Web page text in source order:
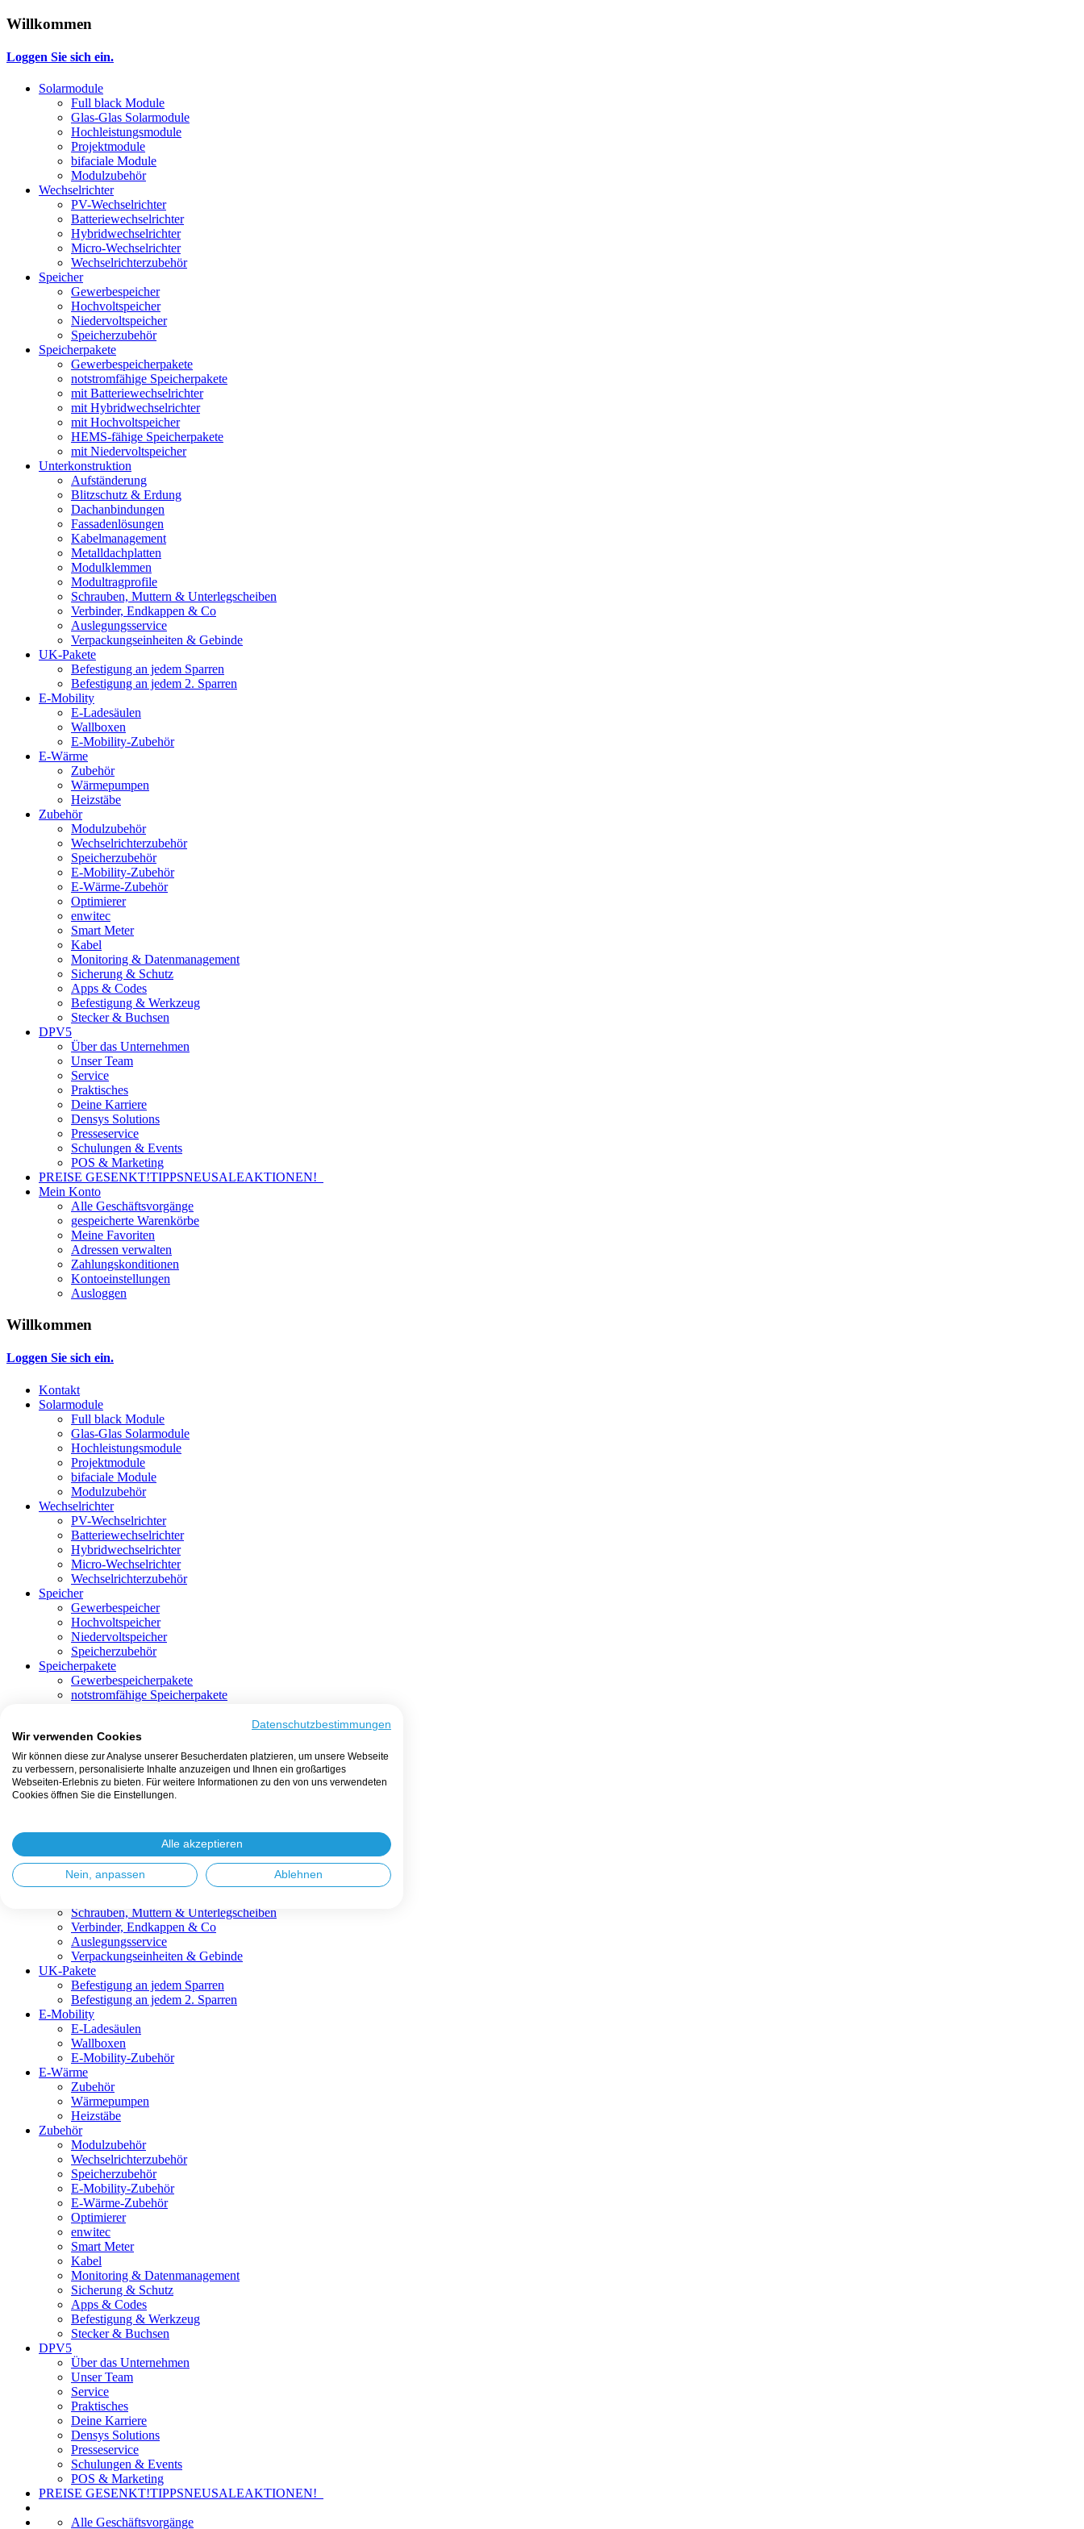
Willkommen
Loggen Sie sich ein.
Solarmodule
Full black Module
Glas-Glas Solarmodule
Hochleistungsmodule
Projektmodule
bifaciale Module
Modulzubehör
Wechselrichter
PV-Wechselrichter
Batteriewechselrichter
Hybridwechselrichter
Micro-Wechselrichter
Wechselrichterzubehör
Speicher
Gewerbespeicher
Hochvoltspeicher
Niedervoltspeicher
Speicherzubehör
Speicherpakete
Gewerbespeicherpakete
notstromfähige Speicherpakete
mit Batteriewechselrichter
mit Hybridwechselrichter
mit Hochvoltspeicher
HEMS-fähige Speicherpakete
mit Niedervoltspeicher
Unterkonstruktion
Aufständerung
Blitzschutz & Erdung
Dachanbindungen
Fassadenlösungen
Kabelmanagement
Metalldachplatten
Modulklemmen
Modultragprofile
Schrauben, Muttern & Unterlegscheiben
Verbinder, Endkappen & Co
Auslegungsservice
Verpackungseinheiten & Gebinde
UK-Pakete
Befestigung an jedem Sparren
Befestigung an jedem 2. Sparren
E-Mobility
E-Ladesäulen
Wallboxen
E-Mobility-Zubehör
E-Wärme
Zubehör
Wärmepumpen
Heizstäbe
Zubehör
Modulzubehör
Wechselrichterzubehör
Speicherzubehör
E-Mobility-Zubehör
E-Wärme-Zubehör
Optimierer
enwitec
Smart Meter
Kabel
Monitoring & Datenmanagement
Sicherung & Schutz
Apps & Codes
Befestigung & Werkzeug
Stecker & Buchsen
DPV5
Über das Unternehmen
Unser Team
Service
Praktisches
Deine Karriere
Densys Solutions
Presseservice
Schulungen & Events
POS & Marketing
PREISE GESENKT!TIPPSNEUSALEAKTIONEN!
Mein Konto
Alle Geschäftsvorgänge
gespeicherte Warenkörbe
Meine Favoriten
Adressen verwalten
Zahlungskonditionen
Kontoeinstellungen
Ausloggen
Willkommen
Loggen Sie sich ein.
Kontakt
Solarmodule
Full black Module
Glas-Glas Solarmodule
Hochleistungsmodule
Projektmodule
bifaciale Module
Modulzubehör
Wechselrichter
PV-Wechselrichter
Batteriewechselrichter
Hybridwechselrichter
Micro-Wechselrichter
Wechselrichterzubehör
Speicher
Gewerbespeicher
Hochvoltspeicher
Niedervoltspeicher
Speicherzubehör
Speicherpakete
Gewerbespeicherpakete
notstromfähige Speicherpakete
mit Hochvoltspeicher
HEMS-fähige Speicherpakete
mit Niedervoltspeicher
Unterkonstruktion
Aufständerung
Fassadenlösungen
Kabelmanagement
Metalldachplatten
Modulklemmen
Schrauben, Muttern & Unterlegscheiben
Verbinder, Endkappen & Co
Auslegungsservice
Verpackungseinheiten & Gebinde
UK-Pakete
Befestigung an jedem Sparren
Befestigung an jedem 2. Sparren
E-Mobility
E-Ladesäulen
Wallboxen
E-Mobility-Zubehör
E-Wärme
Zubehör
Wärmepumpen
Heizstäbe
Zubehör
Modulzubehör
Wechselrichterzubehör
Speicherzubehör
E-Mobility-Zubehör
E-Wärme-Zubehör
Optimierer
enwitec
Smart Meter
Kabel
Monitoring & Datenmanagement
Sicherung & Schutz
Apps & Codes
Befestigung & Werkzeug
Stecker & Buchsen
DPV5
Über das Unternehmen
Unser Team
Service
Praktisches
Deine Karriere
Densys Solutions
Presseservice
Schulungen & Events
POS & Marketing
PREISE GESENKT!TIPPSNEUSALEAKTIONEN!
Alle Geschäftsvorgänge
Datenschutzbestimmungen
Wir verwenden Cookies
Wir können diese zur Analyse unserer Besucherdaten platzieren, um unsere Webseite
zu verbessern, personalisierte Inhalte anzuzeigen und Ihnen ein großartiges
Webseiten-Erlebnis zu bieten. Für weitere Informationen zu den von uns verwendeten
Cookies öffnen Sie die Einstellungen.
Alle akzeptieren
Nein, anpassen Ablehnen